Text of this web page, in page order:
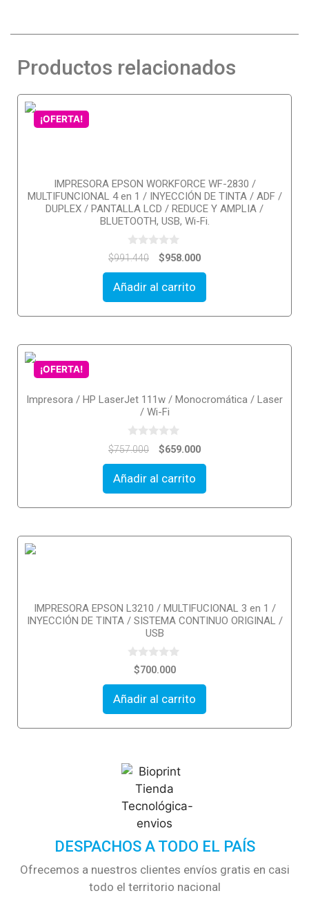
Productos relacionados
¡OFERTA!
IMPRESORA EPSON WORKFORCE WF-2830 /
MULTIFUNCIONAL 4 en 1 / INYECCIÓN DE TINTA / ADF /
DUPLEX / PANTALLA LCD / REDUCE Y AMPLIA /
BLUETOOTH, USB, Wi-Fi.
0
o
u
t
o
f
$991.440 $958.000
Añadir al carrito
¡OFERTA!
Impresora / HP LaserJet 111w / Monocromática / Laser
/ Wi-Fi
0
o
u
o
f
$757.000 $659.000
Añadir al carrito
IMPRESORA EPSON L3210 / MULTIFUCIONAL 3 en 1 /
INYECCIÓN DE TINTA / SISTEMA CONTINUO ORIGINAL /
USB
u
t
o
f
$700.000
Añadir al carrito
DESPACHOS A TODO EL PAÍS
Ofrecemos a nuestros clientes envíos gratis en casi
todo el territorio nacional